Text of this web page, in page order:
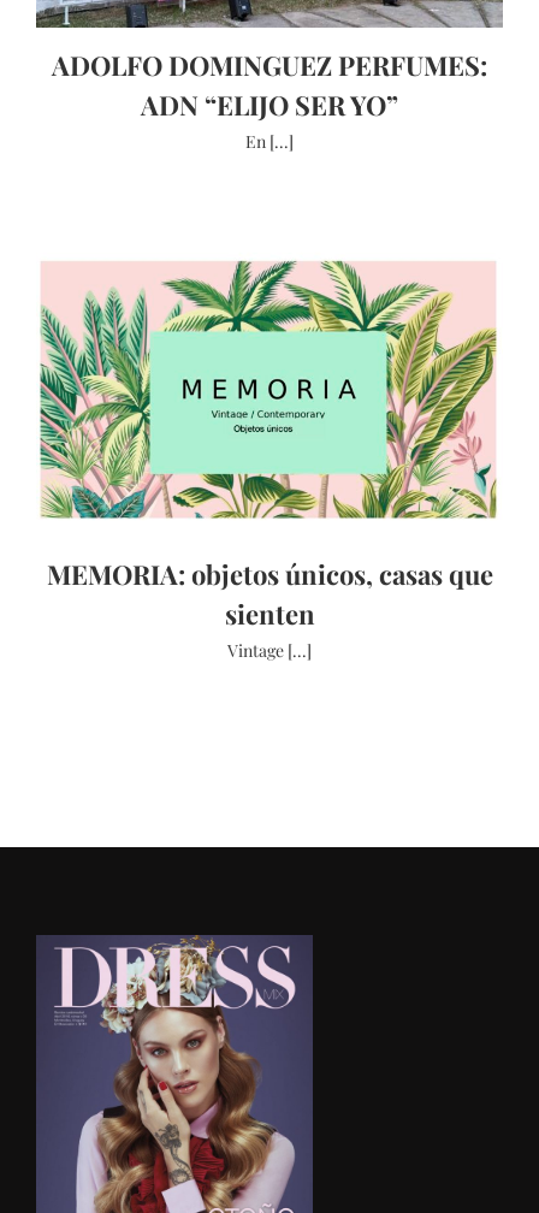
ADOLFO DOMINGUEZ PERFUMES:
ADN “ELIJO SER YO”
En [...]
MEMORIA: objetos únicos, casas que
sienten
Vintage [...]